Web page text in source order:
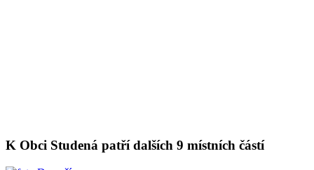
K Obci Studená patří dalších 9 místních částí